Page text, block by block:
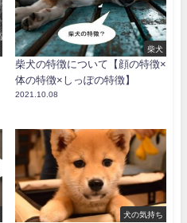
柴犬
柴犬の特徴について【顔の特徴×
体の特徴×しっぽの特徴】
2021.10.08
犬の気持ち